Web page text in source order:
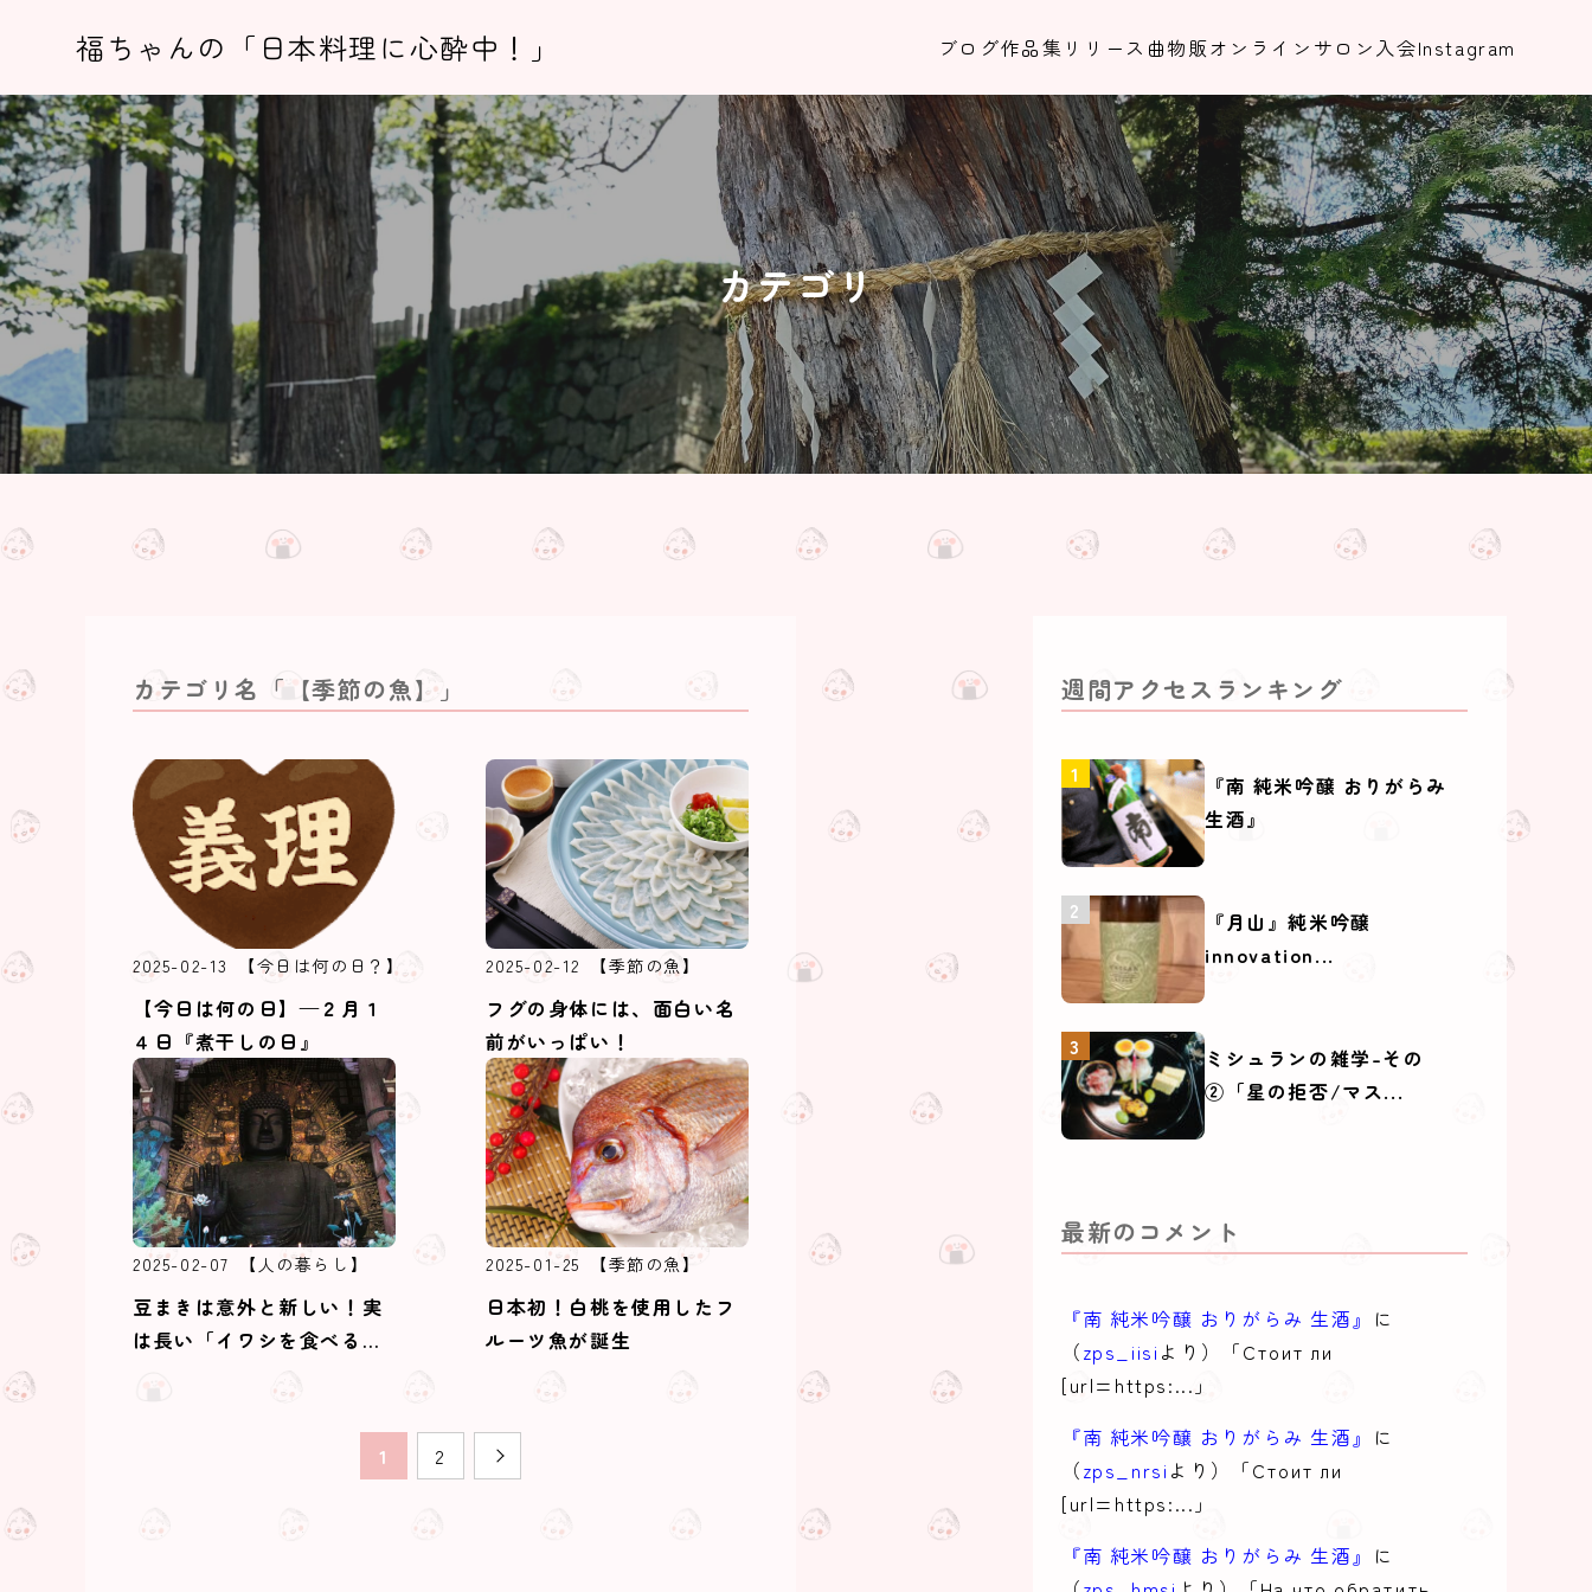
福ちゃんの「日本料理に心酔中！」 ブログ作品集 リリース曲物販オンラインサロン入会Instagram
カテゴリ名「【季節の魚】」
2025-02-13 【今日は何の日？】
【今日は何の日】—２月１
４日『煮干しの日』
2025-02-12 【季節の魚】
フグの身体には、面白い名
前がいっぱい！
2025-02-07 【人の暮らし】
豆まきは意外と新しい！実
は長い「イワシを食べる文
2025-01-25 【季節の魚】
日本初！白桃を使用したフ
ルーツ魚が誕生
1 2
週間アクセスランキング
『南 純米吟醸 おりがらみ
生酒』
『月山』純米吟醸
innovation...
ミシュランの雑学-その
②「星の拒否/マス...
最新のコメント
『南 純米吟醸 おりがらみ 生酒』 に
（zps_iisi より）「Стоит ли
[url=https:...」
『南 純米吟醸 おりがらみ 生酒』 に
（zps_nrsi より）「Стоит ли
[url=https:...」
『南 純米吟醸 おりがらみ 生酒』 に